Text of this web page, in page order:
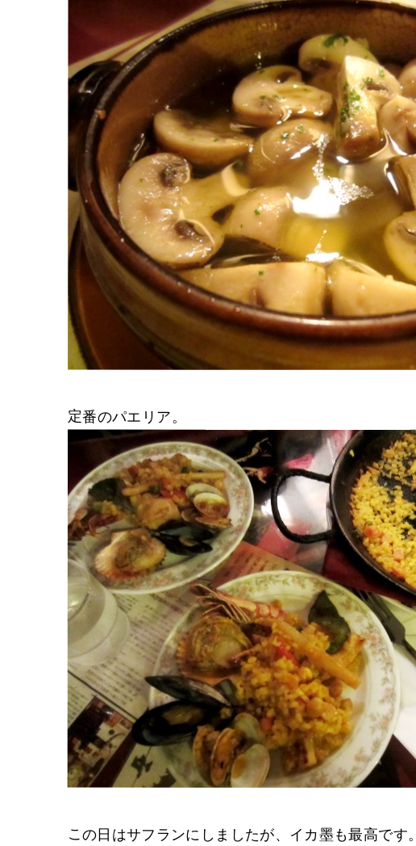
定番のパエリア。
この日はサフランにしましたが、イカ墨も最高です。